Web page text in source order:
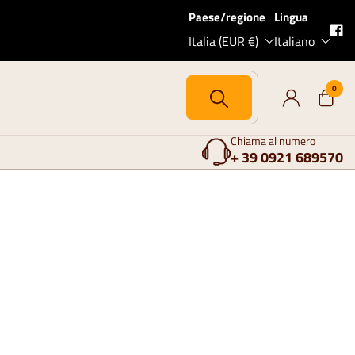
Paese/regione
Italia (EUR €)
Lingua
Italiano
0
Chiama al numero
+ 39 0921 689570